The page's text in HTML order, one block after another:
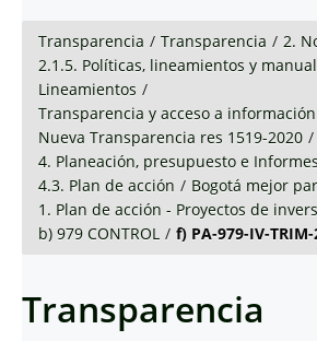
Transparencia / Transparencia / 2.
2.1.5. Políticas, lineamientos y
Lineamientos /
Transparencia y acceso a
Nueva Transparencia res 1519-2020 /
4. Planeación, presupuesto e Informes
4.3. Plan de acción / Bogotá mejor
1. Plan de acción - Proyectos de
b) 979 CONTROL / f) PA-979-IV-
Transparencia